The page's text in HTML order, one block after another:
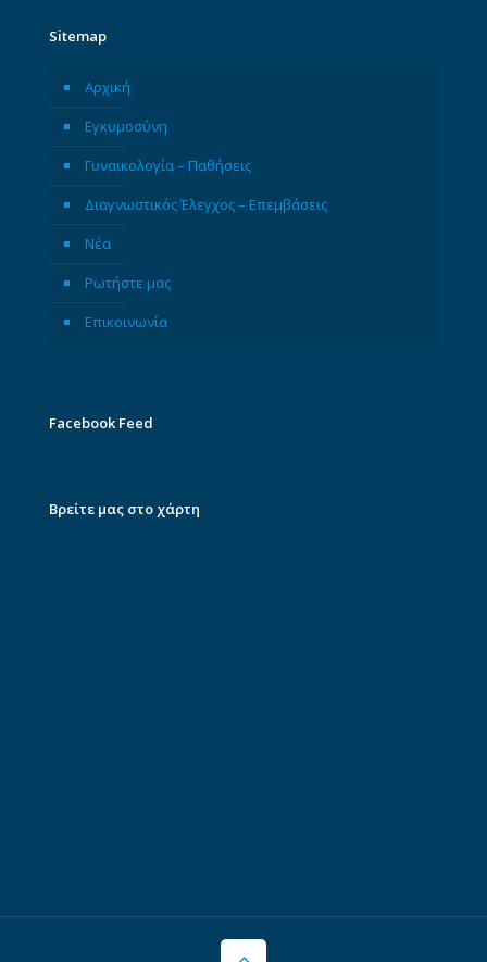
Sitemap
Αρχική
Εγκυμοσύνη
Γυναικολογία – Παθήσεις
Διαγνωστικός Έλεγχος – Επεμβάσεις
Νέα
Ρωτήστε μας
Επικοινωνία
Facebook Feed
Βρείτε μας στο χάρτη